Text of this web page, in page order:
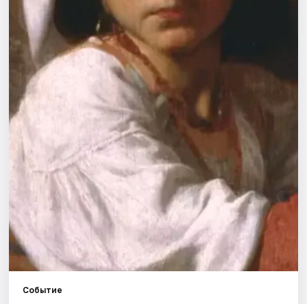
Рейтинги
Событие